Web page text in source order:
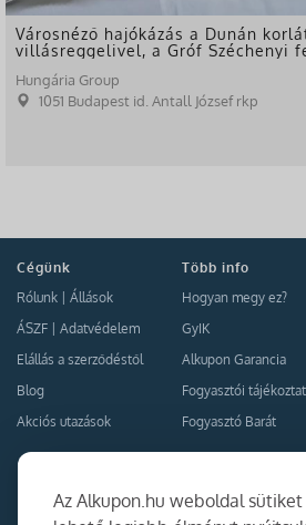
Az Alkupon.hu weboldal sütiket
Városnéző hajókázás a Dunán
villásreggelivel, a Gróf Széchenyi
Hungária Group
1051 Budapest id. Antall József rkp
Cégünk
Rólunk
Állások
ÁSZF
Adatvédelem
Elállás a szerződéstől
Blog
Akciós utazások
Több info
Hogyan megy ez?
GyIK
Alkupon Garancia
Fogyasztói
Fogyasztó Barát